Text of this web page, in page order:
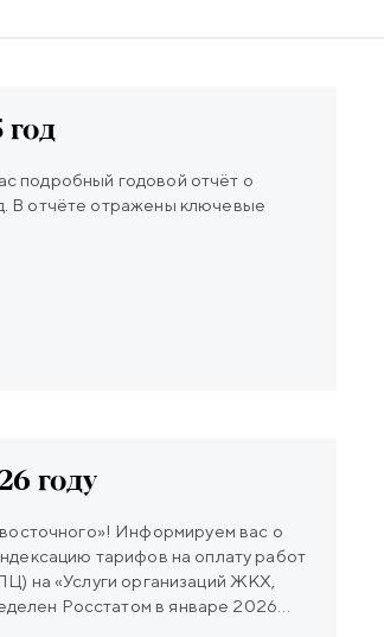
год
подробный годовой отчёт о
В отчёте отражены ключевые
году
вас о
тарифов на оплату работ
на «Услуги организаций ЖКХ,
Росстатом в январе 2026